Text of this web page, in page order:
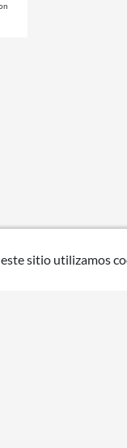
sitio utilizamos